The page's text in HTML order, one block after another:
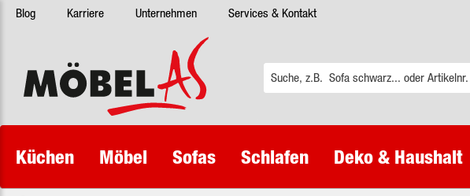
Hauptinhalt springen
Zur Suche springen
Zur Hauptnavigation springen
Blog Karriere Unternehmen Services & Kontakt
Küchen Möbel Sofas Schlafen Deko & Haushalt